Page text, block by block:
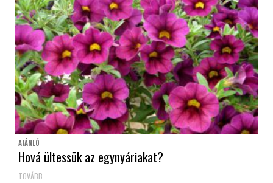
AJÁNLÓ
Hová ültessük az egynyáriakat?
TOVÁBB...